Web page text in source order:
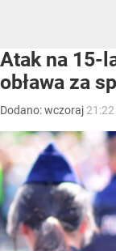
Atak na 15-
obława za
Dodano:wczoraj 21:22